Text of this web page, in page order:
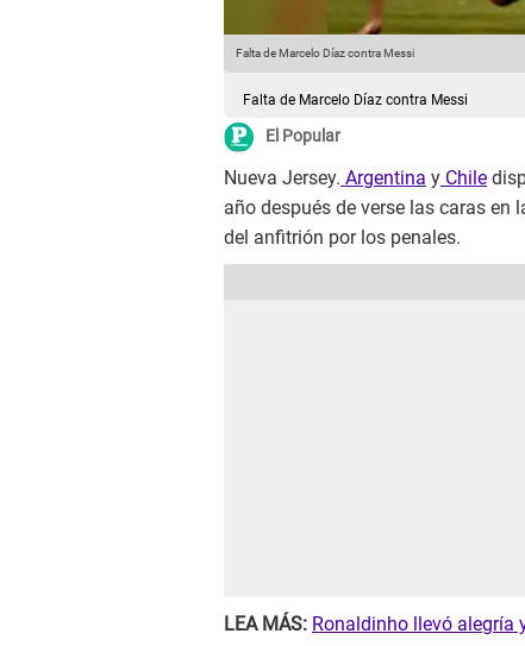
Falta de Marcelo Díaz contra Messi
Falta de Marcelo Díaz contra Messi
El Popular
Nueva Jersey. Argentina y Chile
año después de verse las caras en
del anfitrión por los penales.
LEA MÁS: Ronaldinho llevó alegría